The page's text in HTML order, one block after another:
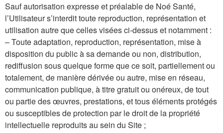
Sauf autorisation expresse et préalable de Noé Santé,
l’Utilisateur s’interdit toute reproduction, représentation et
utilisation autre que celles visées ci-dessus et notamment :
– Toute adaptation, reproduction, représentation, mise à
disposition du public à sa demande ou non, distribution,
rediffusion sous quelque forme que ce soit, partiellement ou
totalement, de manière dérivée ou autre, mise en réseau,
communication publique, à titre gratuit ou onéreux, de tout
ou partie des œuvres, prestations, et tous éléments protégés
ou susceptibles de protection par le droit de la propriété
intellectuelle reproduits au sein du Site ;